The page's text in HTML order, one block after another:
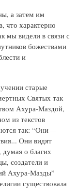
а затем им
что характерно
мы видели в связи с
божествами
и
старые
Святых так
Ахура-Маздой,
из текстов
так: “Они—
Они видят
о благих
создатели и
Ахура-Мазды”
существовала